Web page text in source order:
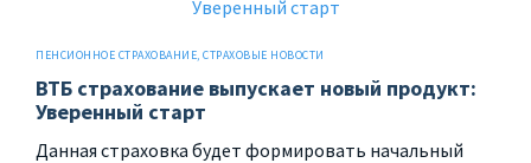
ПЕНСИОННОЕ СТРАХОВАНИЕ, СТРАХОВЫЕ НОВОСТИ
ВТБ страхование выпускает новый продукт:
Уверенный старт
Данная страховка будет формировать начальный